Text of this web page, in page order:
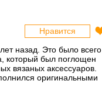
Нравится
назад. Это было всего
который был поглощен
вязаных аксессуаров.
оригинальными